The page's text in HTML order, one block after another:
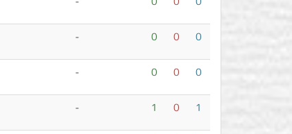
- 0 0 0
- 0 0 0
- 1 0 1